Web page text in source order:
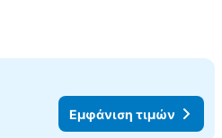
Εμφάνιση τιμών